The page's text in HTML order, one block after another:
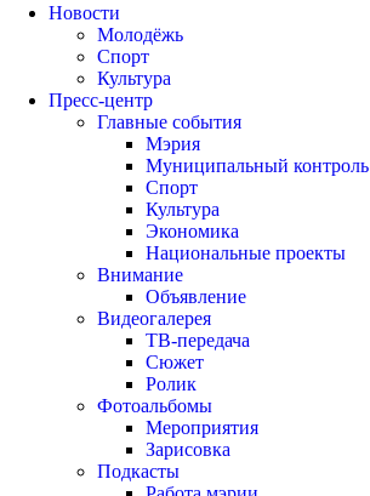
Новости
Молодёжь
Спорт
Культура
Пресс-центр
Главные события
Мэрия
Муниципальный контроль
Спорт
Культура
Экономика
Национальные проекты
Внимание
Объявление
Видеогалерея
ТВ-передача
Сюжет
Ролик
Фотоальбомы
Мероприятия
Зарисовка
Подкасты